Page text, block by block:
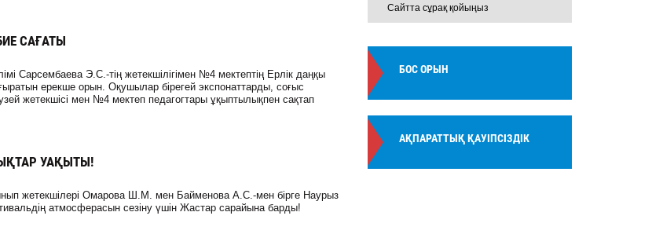
САҒАТЫ
Сарсембаева Э.С.-тің жетекшілігімен №4 мектептің Ерлік даңқы
ерекше орын. Оқушылар бірегей экспонаттарды, соғыс
жетекшісі мен №4 мектеп педагогтары ұқыптылықпен сақтап
УАҚЫТЫ!
жетекшілері Омарова Ш.М. мен Байменова А.С.-мен бірге Наурыз
атмосферасын сезіну үшін Жастар сарайына барды!
Сайтта сұрақ қойыңыз
БОС ОРЫН
АҚПАРАТТЫҚ ҚАУІПСІЗДІК